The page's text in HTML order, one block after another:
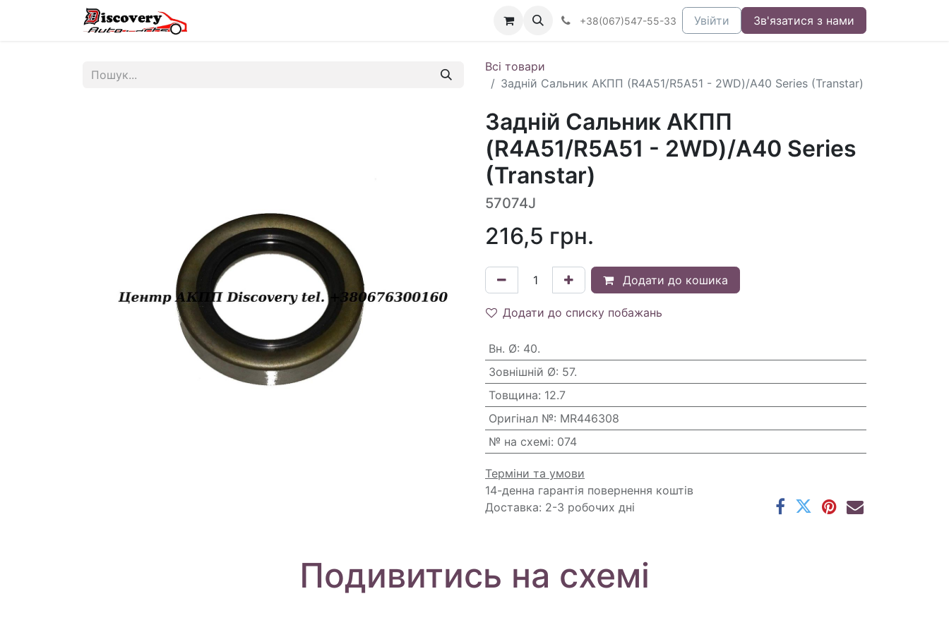
+38(067)547-55-33 Увійти Зв'язатися з нами
Всі товари
Задній Сальник АКПП (R4A51/R5A51 - 2WD)/A40 Series (Transtar)
Задній Сальник АКПП
(R4A51/R5A51 - 2WD)/A40 Series
(Transtar)
57074J
216,5 грн.
Додати до кошика
Додати до списку побажань
Вн. Ø: 40.
Зовнішній Ø: 57.
Товщина: 12.7
Оригінал №: MR446308
№ на схемі: 074
Терміни та умови
14-денна гарантія повернення коштів
Доставка: 2-3 робочих дні
Подивитись на схемі